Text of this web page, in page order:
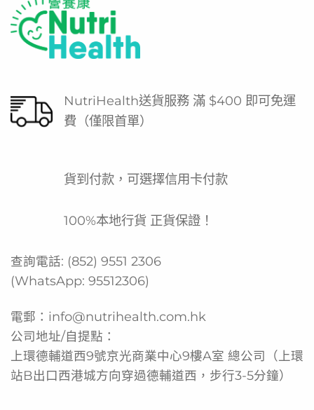
NutriHealth送貨服務 滿 $400 即可免運
費（僅限首單）
貨到付款，可選擇信用卡付款
100%本地行貨 正貨保證！
查詢電話: (852) 9551 2306
(WhatsApp: 95512306)
電郵： info@nutrihealth.com.hk
公司地址/自提點：
上環德輔道西9號京光商業中心9樓A室 總公司（上環
站B出口西港城方向穿過德輔道西，步行3-5分鐘）